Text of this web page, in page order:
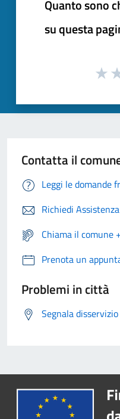
Quanto sono
su questa
Contatta il
Leggi le domande
Richiedi Assistenza
Chiama il comune
Prenota un
Problemi in città
Segnala disservizio